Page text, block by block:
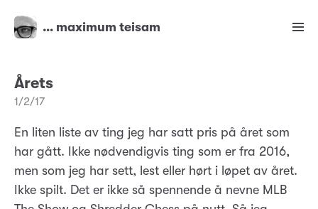
… maximum teisam
Årets
1/2/17
En liten liste av ting jeg har satt pris på året som
har gått. Ikke nødvendigvis ting som er fra 2016,
men som jeg har sett, lest eller hørt i løpet av året.
Ikke spilt. Det er ikke så spennende å nevne MLB